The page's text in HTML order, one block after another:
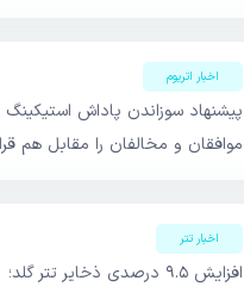
اخبار اتریوم
پیشنهاد سوزاندن پاداش استیکینگ
موافقان و مخالفان را مقابل هم
اخبار تتر
افزایش ۹.۵ درصدی ذخایر تتر گلد؛